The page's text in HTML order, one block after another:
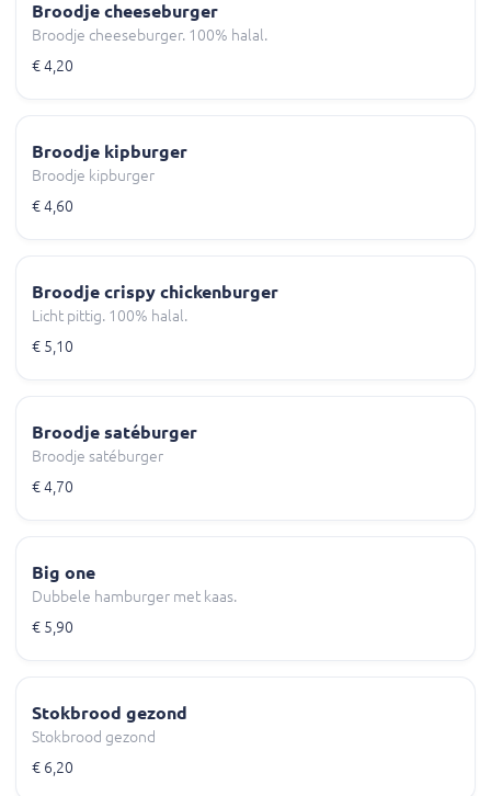
Broodje cheeseburger
Broodje cheeseburger. 100% halal.
€ 4,20
Broodje kipburger
Broodje kipburger
€ 4,60
Broodje crispy chickenburger
Licht pittig. 100% halal.
€ 5,10
Broodje satéburger
Broodje satéburger
€ 4,70
Big one
Dubbele hamburger met kaas.
€ 5,90
Stokbrood gezond
Stokbrood gezond
€ 6,20